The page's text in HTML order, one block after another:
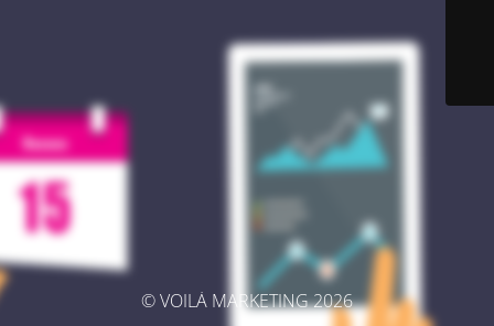
© VOILÀ MARKETING 2026